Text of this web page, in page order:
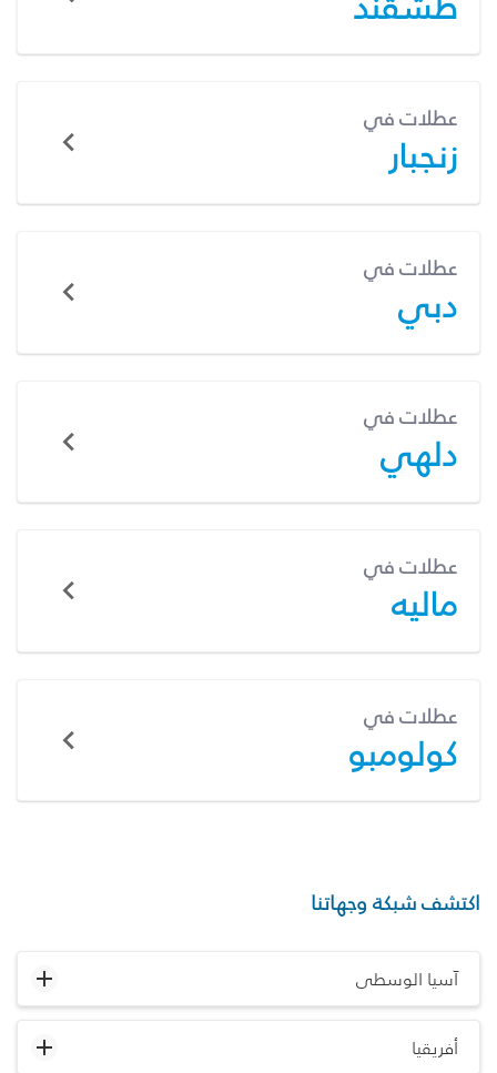
عطلات في
زنجبار
عطلات في
دبي
عطلات في
دلهي
عطلات في
ماليه
عطلات في
كولومبو
اكتشف شبكة وجهاتنا
آسيا الوسطى
أفريقيا